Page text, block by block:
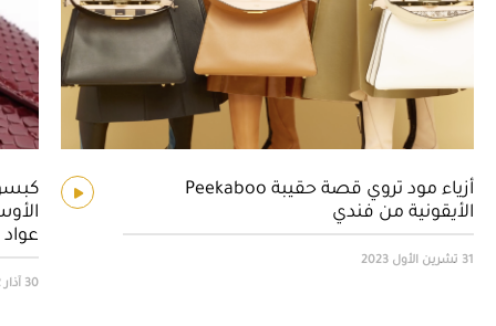
أزياء مود تروي قصة حقيبة Peekaboo
الأيقونية من فندي
31 تشرين الأول 2023
عواد
30 آذار 2022